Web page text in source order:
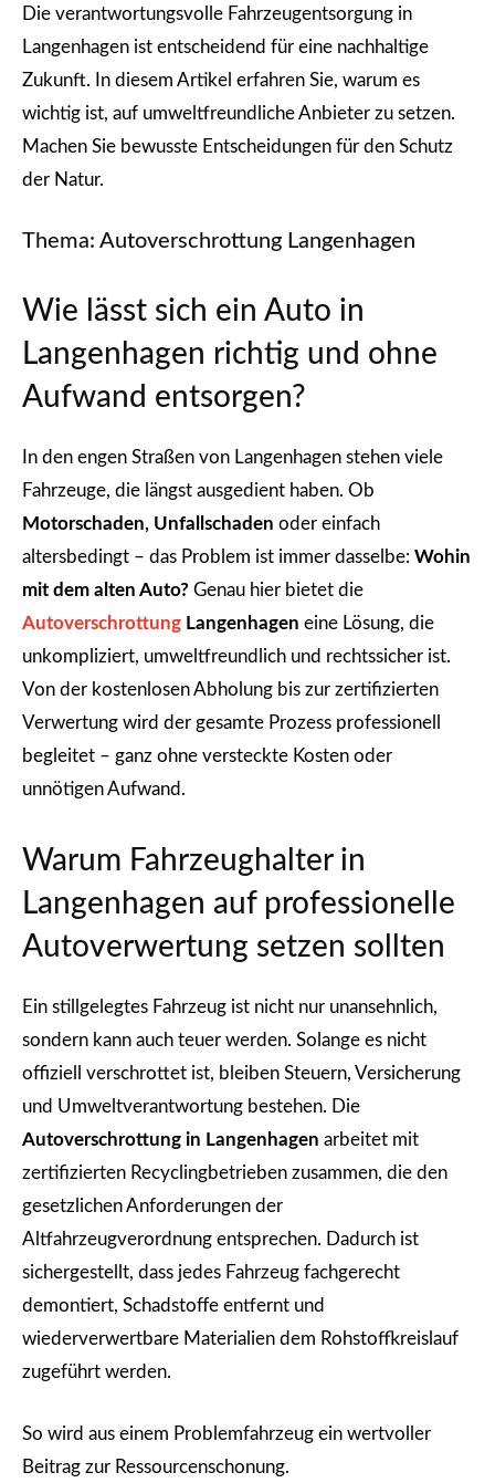
Die verantwortungsvolle Fahrzeugentsorgung in
Langenhagen ist entscheidend für eine nachhaltige
Zukunft. In diesem Artikel erfahren Sie, warum es
wichtig ist, auf umweltfreundliche Anbieter zu setzen.
Machen Sie bewusste Entscheidungen für den Schutz
der Natur.
Thema: Autoverschrottung Langenhagen
Wie lässt sich ein Auto in
Langenhagen richtig und ohne
Aufwand entsorgen?
In den engen Straßen von Langenhagen stehen viele
Fahrzeuge, die längst ausgedient haben. Ob
Motorschaden, Unfallschaden oder einfach
altersbedingt – das Problem ist immer dasselbe: Wohin
mit dem alten Auto? Genau hier bietet die
Autoverschrottung Langenhagen eine Lösung, die
unkompliziert, umweltfreundlich und rechtssicher ist.
Von der kostenlosen Abholung bis zur zertifizierten
Verwertung wird der gesamte Prozess professionell
begleitet – ganz ohne versteckte Kosten oder
unnötigen Aufwand.
Warum Fahrzeughalter in
Langenhagen auf professionelle
Autoverwertung setzen sollten
Ein stillgelegtes Fahrzeug ist nicht nur unansehnlich,
sondern kann auch teuer werden. Solange es nicht
offiziell verschrottet ist, bleiben Steuern, Versicherung
und Umweltverantwortung bestehen. Die
Autoverschrottung in Langenhagen arbeitet mit
zertifizierten Recyclingbetrieben zusammen, die den
gesetzlichen Anforderungen der
Altfahrzeugverordnung entsprechen. Dadurch ist
sichergestellt, dass jedes Fahrzeug fachgerecht
demontiert, Schadstoffe entfernt und
wiederverwertbare Materialien dem Rohstoffkreislauf
zugeführt werden.
So wird aus einem Problemfahrzeug ein wertvoller
Beitrag zur Ressourcenschonung.